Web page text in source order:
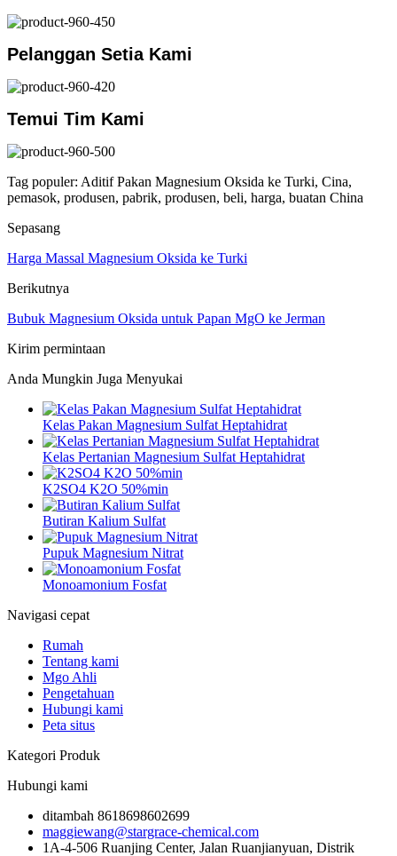
Pelanggan Setia Kami
Temui Tim Kami
Tag populer: Aditif Pakan Magnesium Oksida ke Turki, Cina,
pemasok, produsen, pabrik, produsen, beli, harga, buatan China
Sepasang
Harga Massal Magnesium Oksida ke Turki
Berikutnya
Bubuk Magnesium Oksida untuk Papan MgO ke Jerman
Kirim permintaan
Anda Mungkin Juga Menyukai
Kelas Pakan Magnesium Sulfat Heptahidrat
Kelas Pertanian Magnesium Sulfat Heptahidrat
K2SO4 K2O 50%min
Butiran Kalium Sulfat
Pupuk Magnesium Nitrat
Monoamonium Fosfat
Navigasi cepat
Rumah
Tentang kami
Mgo Ahli
Pengetahuan
Hubungi kami
Peta situs
Kategori Produk
Hubungi kami
ditambah 8618698602699
maggiewang@stargrace-chemical.com
1A-4-506 Ruanjing Center, Jalan Ruanjianyuan, Distrik